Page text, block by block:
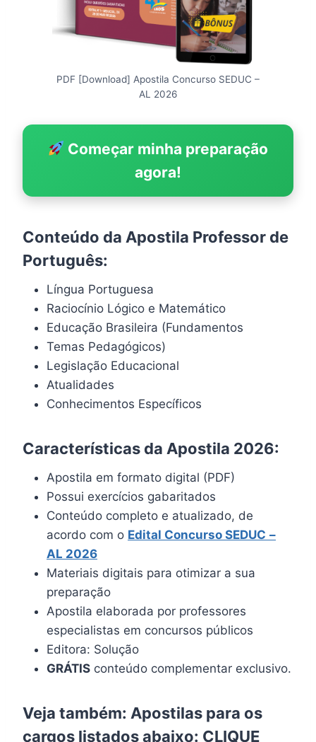
PDF [Download] Apostila Concurso SEDUC –
AL 2026
Começar minha preparação
agora!
Conteúdo da Apostila Professor de
Português:
Língua Portuguesa
Raciocínio Lógico e Matemático
Educação Brasileira (Fundamentos
Temas Pedagógicos)
Legislação Educacional
Atualidades
Conhecimentos Específicos
Características da Apostila 2026:
Apostila em formato digital (PDF)
Possui exercícios gabaritados
Conteúdo completo e atualizado, de
acordo com o Edital Concurso SEDUC –
AL 2026
Materiais digitais para otimizar a sua
preparação
Apostila elaborada por professores
especialistas em concursos públicos
Editora: Solução
GRÁTIS conteúdo complementar exclusivo.
Veja também: Apostilas para os
cargos listados abaixo: CLIQUE